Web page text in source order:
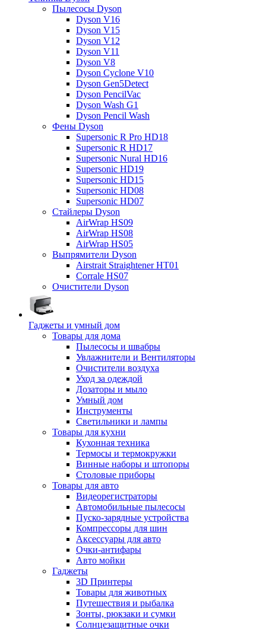
Пылесосы Dyson
Dyson V16
Dyson V15
Dyson V12
Dyson V11
Dyson V8
Dyson Cyclone V10
Dyson Gen5Detect
Dyson PencilVac
Dyson Wash G1
Dyson Pencil Wash
Фены Dyson
Supersonic R Pro HD18
Supersonic R HD17
Supersonic Nural HD16
Supersonic HD19
Supersonic HD15
Supersonic HD08
Supersonic HD07
Стайлеры Dyson
AirWrap HS09
AirWrap HS08
AirWrap HS05
Выпрямители Dyson
Airstrait Straightener HT01
Corrale HS07
Очистители Dyson
Гаджеты и умный дом
Товары для дома
Пылесосы и швабры
Увлажнители и Вентиляторы
Очистители воздуха
Уход за одеждой
Дозаторы и мыло
Умный дом
Инструменты
Светильники и лампы
Товары для кухни
Кухонная техника
Термосы и термокружки
Винные наборы и штопоры
Столовые приборы
Товары для авто
Видеорегистраторы
Автомобильные пылесосы
Пуско-зарядные устройства
Компрессоры для шин
Аксессуары для авто
Очки-антифары
Авто мойки
Гаджеты
3D Принтеры
Товары для животных
Путешествия и рыбалка
Зонты, рюкзаки и сумки
Солнцезащитные очки